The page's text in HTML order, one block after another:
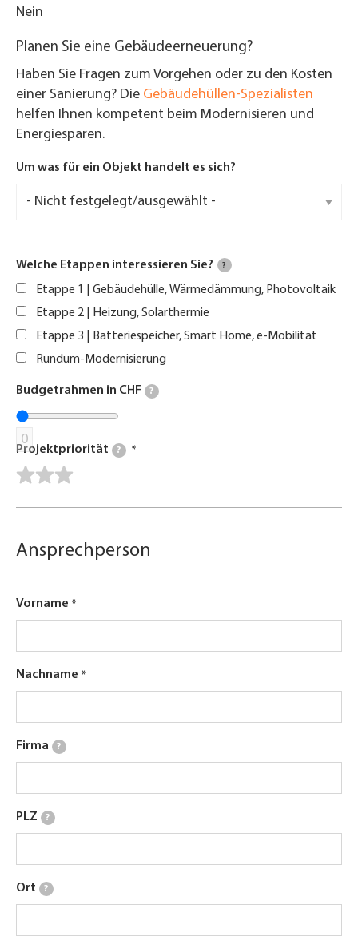
Nein
Planen Sie eine Gebäudeerneuerung?
Haben Sie Fragen zum Vorgehen oder zu den Kosten
einer Sanierung? Die Gebäudehüllen-Spezialisten
helfen Ihnen kompetent beim Modernisieren und
Energiesparen.
Um was für ein Objekt handelt es sich?
Welche Etappen interessieren Sie? ?
Etappe 1 | Gebäudehülle, Wärmedämmung, Photovoltaik
Etappe 2 | Heizung, Solarthermie
Etappe 3 | Batteriespeicher, Smart Home, e-Mobilität
Rundum-Modernisierung
Budgetrahmen in CHF ?
0
Projektpriorität ?
Ansprechperson
Vorname
Nachname
Firma ?
PLZ ?
Ort ?